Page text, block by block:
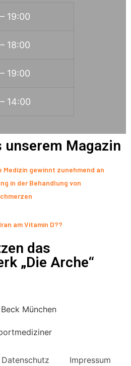
19:00
18:00
19:00
14:00
unserem Magazin
Medizin gewinnt zunehmend an
in der Behandlung von
am Vitamin D??
das
„Die Arche“
Datenschutz Impressum